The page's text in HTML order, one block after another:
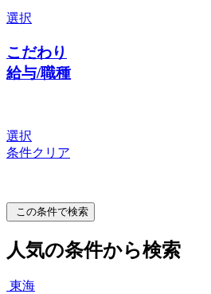
選択
こだわり
給与/職種
選択
条件クリア
この条件で検索
人気の条件から検索
東海